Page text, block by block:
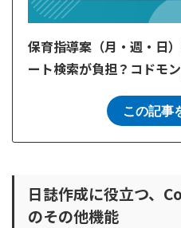
保育指導案（月・週・日
ート検索が負担？コドモ
この記事
日誌作成に役立つ、
のその他機能